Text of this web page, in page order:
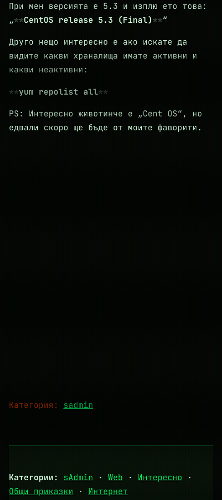
При мен версията е 5.3 и изплю ето това:
„
CentOS release 5.3 (Final) “
Друго нещо интересно е ако искате да
видите какви храналища имате активни и
какви неактивни:
yum repolist all
PS: Интересно животинче е „Cent OS“, но
едвали скоро ще бъде от моите фаворити.
Категория: sadmin
Категории: sAdmin · Web · Интересно ·
Общи приказки · Интернет